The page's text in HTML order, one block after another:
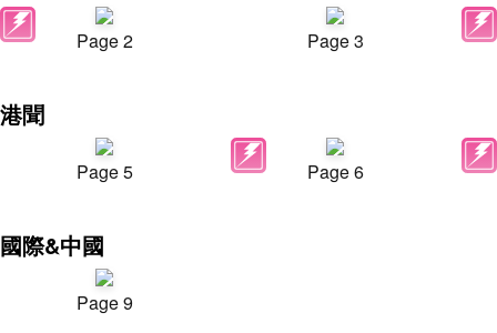
Page 2 Page 3
港聞
Page 5 Page 6
國際&中國
Page 9